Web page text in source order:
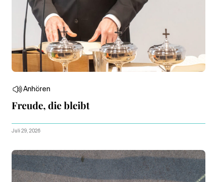
Anhören
Freude, die bleibt
Juli 29, 2026